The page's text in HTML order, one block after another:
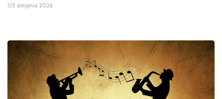
05 sierpnia 2026